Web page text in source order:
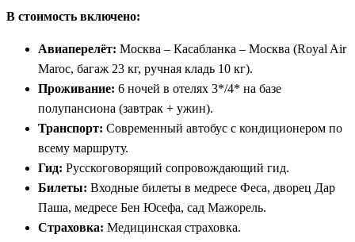
В стоимость включено:
Авиаперелёт: Москва – Касабланка – Москва (Royal Air
Maroc, багаж 23 кг, ручная кладь 10 кг).
Проживание: 6 ночей в отелях 3*/4* на базе
полупансиона (завтрак + ужин).
Транспорт: Современный автобус с кондиционером по
всему маршруту.
Гид: Русскоговорящий сопровождающий гид.
Билеты: Входные билеты в медресе Феса, дворец Дар
Паша, медресе Бен Юсефа, сад Мажорель.
Страховка: Медицинская страховка.